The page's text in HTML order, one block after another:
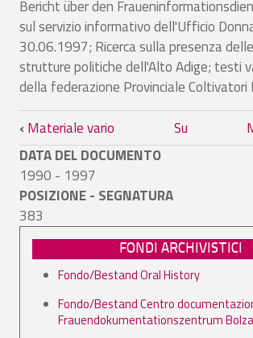
Bericht über den
sul servizio informativo dell'Ufficio
30.06.1997; Ricerca sulla presenza
strutture politiche dell'Alto Adige; testi
della federazione Provinciale Coltivatori
Link di attraversamento
‹ Materiale vario Su
DATA DEL DOCUMENTO
1990 - 1997
POSIZIONE - SEGNATURA
383
FONDI ARCHIVISTICI
Fondo/Bestand Oral History
Fondo/Bestand Centro
Frauendokumentationszentrum